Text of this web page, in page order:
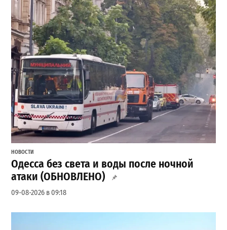
НОВОСТИ
Одесса без света и воды после ночной
атаки (ОБНОВЛЕНО)
09-08-2026 в 09:18